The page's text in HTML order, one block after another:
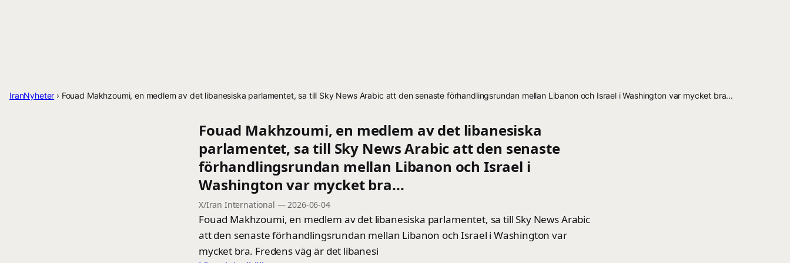
IranNyheter › Fouad Makhzoumi, en medlem av det libanesiska parlamentet, sa till Sky News Arabic att den senaste förhandlingsrundan mellan Libanon och Israel i Washington var mycket bra...
Fouad Makhzoumi, en medlem av det libanesiska
parlamentet, sa till Sky News Arabic att den senaste
förhandlingsrundan mellan Libanon och Israel i
Washington var mycket bra...
X/Iran International —2026-06-04
Fouad Makhzoumi, en medlem av det libanesiska parlamentet, sa till Sky News Arabic
att den senaste förhandlingsrundan mellan Libanon och Israel i Washington var
mycket bra. Fredens väg är det libanesi